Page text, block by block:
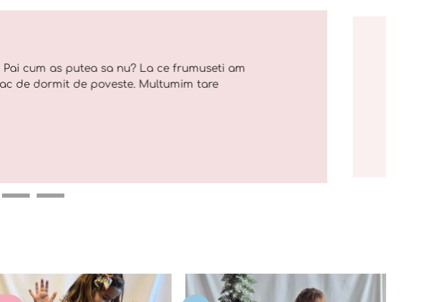
cum as putea sa nu? La ce frumuseti am
de dormit de poveste. Multumim tare